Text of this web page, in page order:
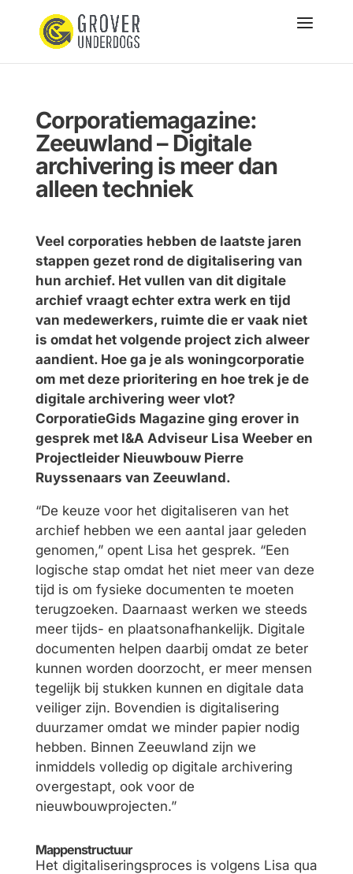
Corporatiemagazine:
Zeeuwland – Digitale
archivering is meer dan
alleen techniek
Veel corporaties hebben de laatste jaren
stappen gezet rond de digitalisering van
hun archief. Het vullen van dit digitale
archief vraagt echter extra werk en tijd
van medewerkers, ruimte die er vaak niet
is omdat het volgende project zich alweer
aandient. Hoe ga je als woningcorporatie
om met deze prioritering en hoe trek je de
digitale archivering weer vlot?
CorporatieGids Magazine ging erover in
gesprek met I&A Adviseur Lisa Weeber en
Projectleider Nieuwbouw Pierre
Ruyssenaars van Zeeuwland.
“De keuze voor het digitaliseren van het
archief hebben we een aantal jaar geleden
genomen,” opent Lisa het gesprek. “Een
logische stap omdat het niet meer van deze
tijd is om fysieke documenten te moeten
terugzoeken. Daarnaast werken we steeds
meer tijds- en plaatsonafhankelijk. Digitale
documenten helpen daarbij omdat ze beter
kunnen worden doorzocht, er meer mensen
tegelijk bij stukken kunnen en digitale data
veiliger zijn. Bovendien is digitalisering
duurzamer omdat we minder papier nodig
hebben. Binnen Zeeuwland zijn we
inmiddels volledig op digitale archivering
overgestapt, ook voor de
nieuwbouwprojecten.”
Mappenstructuur
Het digitaliseringsproces is volgens Lisa qua